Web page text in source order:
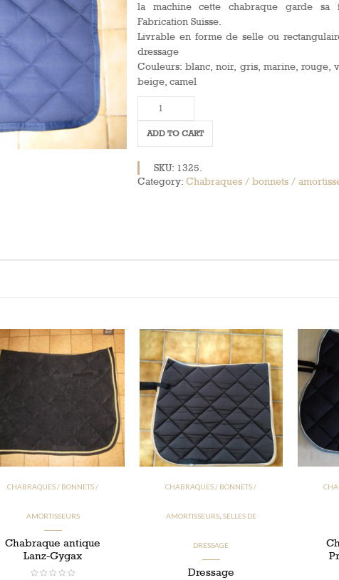
la machine cette chabraque garde sa
Fabrication Suisse.
Livrable en forme de selle ou
dressage
Couleurs: blanc, noir, gris, marine, rouge,
beige, camel
Chabraque
quantity
ADD TO CART
SKU: 1325.
Category: Chabraques / bonnets /
CHABRAQUES / BONNETS /
AMORTISSEURS
Chabraque antique
Lanz-Gygax
CHABRAQUES / BONNETS /
AMORTISSEURS,SELLES DE
DRESSAGE
Dressage